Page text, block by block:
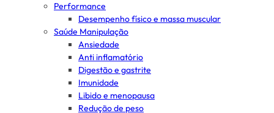
Performance
Desempenho físico e massa muscular
Saúde Manipulação
Ansiedade
Anti inflamatório
Digestão e gastrite
Imunidade
Libido e menopausa
Redução de peso